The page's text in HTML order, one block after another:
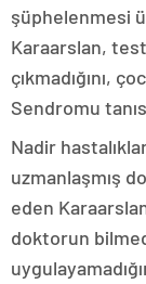
şüphelenmesi
Karaarslan,
çıkmadığını,
Sendromu
Nadir
uzmanlaşmış
eden
doktorun